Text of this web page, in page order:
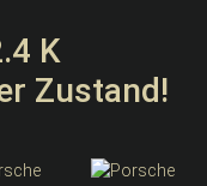
K
Zustand!